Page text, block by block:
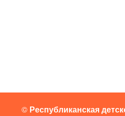
© Республиканская